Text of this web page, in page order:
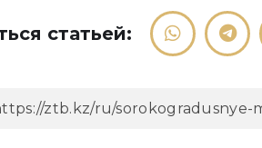
статьей: